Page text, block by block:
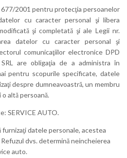
2001 pentru protecţia persoanelor
cu caracter personal şi libera
şi completată şi ale Legii nr.
datelor cu caracter personal şi
comunicaţiilor electronice DPD
are obligaţia de a administra în
pentru scopurile specificate, datele
despre dumneavoastră, un membru
altă persoană.
SERVICE AUTO.
datele personale, acestea
dvs. determină neincheierea
auto.